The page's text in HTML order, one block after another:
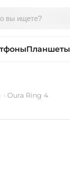
Планшеты
Oura Ring 4